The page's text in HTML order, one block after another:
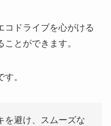
コドライブを心がける
とができます。
。
を避け、スムーズな